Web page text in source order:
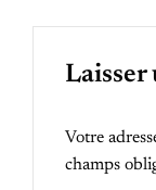
Laisser
Votre
champs